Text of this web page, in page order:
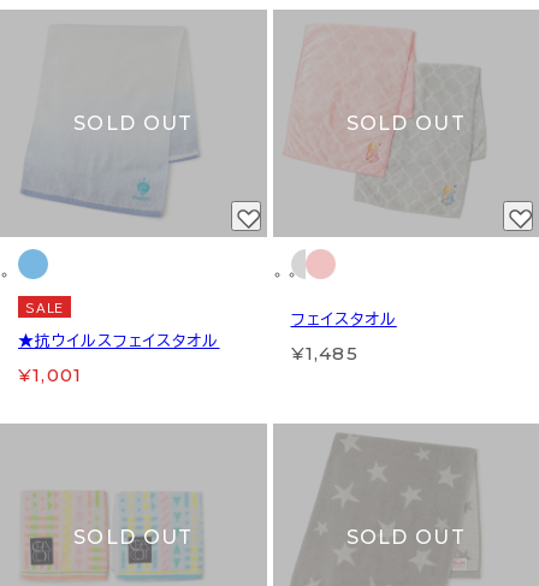
SOLD OUT
SALE
★抗ウイルスフェイスタオル
¥1,001
SOLD OUT
フェイスタオル
¥1,485
SOLD OUT SOLD OUT